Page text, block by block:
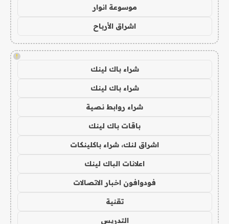
موسوعة انوار
اشراق الأرباح
!
شراء باك لينك
شراء باك لينك
شراء روابط نصية
باقات باك لينك
اشراق لنك، شراء باكلينكات
اعلانات الباك لينك
فودوافون اخبار الاتصالات
تقنية
التدريس